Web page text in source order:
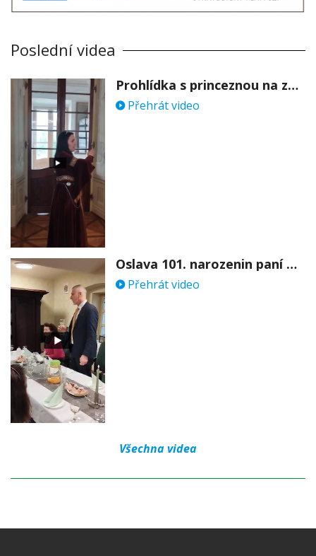
Poslední videa
Prohlídka s princeznou na zámku Stekník
Přehrát video
Oslava 101. narozenin paní Věry Skořepové
Přehrát video
Všechna videa